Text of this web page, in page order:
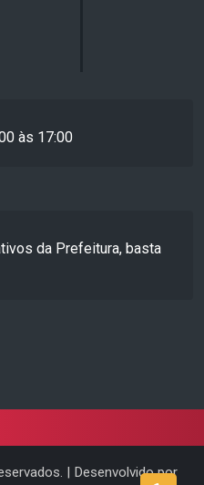
às 17:00
da Prefeitura, basta
| Desenvolvido por